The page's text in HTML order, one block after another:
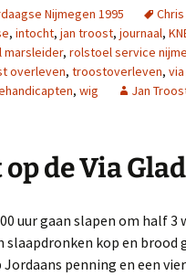
Nijmegen 1995
, intocht, jan troost, journaal,
marsleider, rolstoel service
overleven, troostoverleven,
, wig Jan
de Via
uur gaan slapen om half
kop en brood
penning en een